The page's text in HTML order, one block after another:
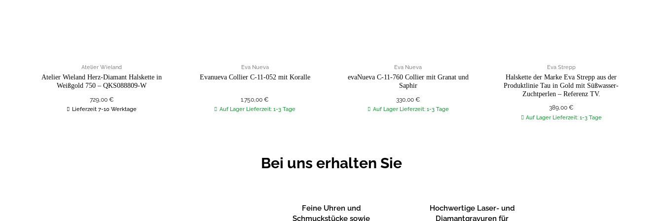
Atelier Wieland
Atelier Wieland Herz-Diamant Halskette in
Weißgold 750 – QKS088809-W
729,00 €
Lieferzeit 7-10 Werktage
Eva Nueva
Evanueva Collier C-11-052 mit Koralle
1.750,00€
Auf Lager Lieferzeit: 1-3 Tage
Eva Nueva
evaNueva C-11-760 Collier mit Granat und
Saphir
330,00 €
Auf Lager Lieferzeit: 1-3 Tage
Eva Strepp
Halskette der Marke Eva Strepp aus der
Produktlinie Tau in Gold mit Süßwasser-
Zuchtperlen – Referenz TV.
389,00 €
Auf Lager Lieferzeit: 1-3 Tage
Bei uns erhalten Sie
Feine Uhren und
Schmuckstücke sowie
Hochwertige Laser- und
Diamantgravuren für